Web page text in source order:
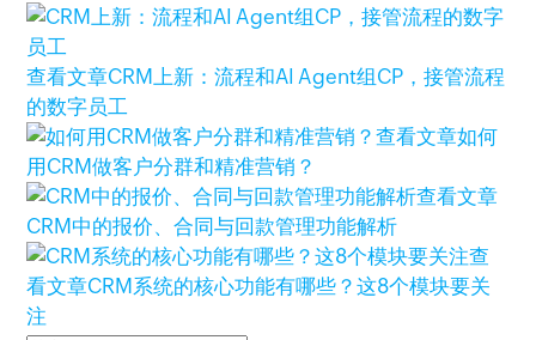
查看文章CRM上新：流程和AI Agent组CP，接管流程
的数字员工
查看文章如何
用CRM做客户分群和精准营销？
查看文章
CRM中的报价、合同与回款管理功能解析
查
看文章CRM系统的核心功能有哪些？这8个模块要关
注